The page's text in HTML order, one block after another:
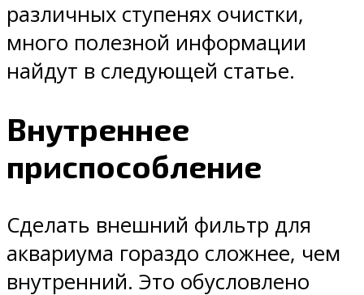
различных ступенях очистки,
много полезной информации
найдут в следующей статье.
Внутреннее
приспособление
Сделать внешний фильтр для
аквариума гораздо сложнее, чем
внутренний. Это обусловлено